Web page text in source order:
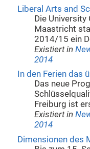
Liberal Arts and
Die University
Maastricht
2014/15 ein
Existiert in
2014
In den Ferien das
Das neue
Freiburg ist
Existiert in
2014
Dimensionen des